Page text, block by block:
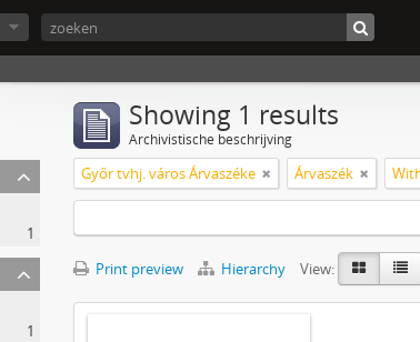
1
1
Showing 1 results
Archivistische beschrijving
Győr tvhj. város Árvaszéke Árvaszék
Print preview Hierarchy View: